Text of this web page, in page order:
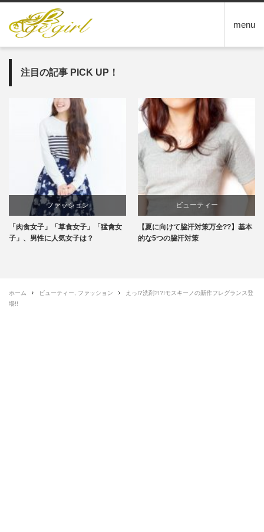
menu
注目の記事 PICK UP！
ビューティー
【夏に向けて脇汗対策万全??】基本
的な5つの脇汗対策
エンタメ
恋の始まり？飲み会でイイ女の作法2
つ♪これで好感度アップ！
ホーム ビューティー ファッション
えっ!?洗剤?!?!モスキーノの新作フレグランス登
場!!